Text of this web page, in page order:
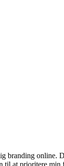
branding online.